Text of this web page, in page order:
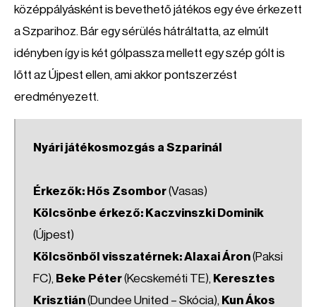
középpályásként is bevethető játékos egy éve érkezett
a Szparihoz. Bár egy sérülés hátráltatta, az elmúlt
idényben így is két gólpassza mellett egy szép gólt is
lőtt az Újpest ellen, ami akkor pontszerzést
eredményezett.
Nyári játékosmozgás a Szparinál
Érkezők: Hős Zsombor(Vasas)
Kölcsönbe érkező: Kaczvinszki Dominik
(Újpest)
Kölcsönből visszatérnek: Alaxai Áron(Paksi
FC), Beke Péter(Kecskeméti TE), Keresztes
Krisztián(Dundee United – Skócia), Kun Ákos